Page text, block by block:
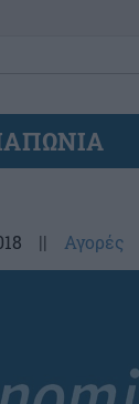
|| Αγορές